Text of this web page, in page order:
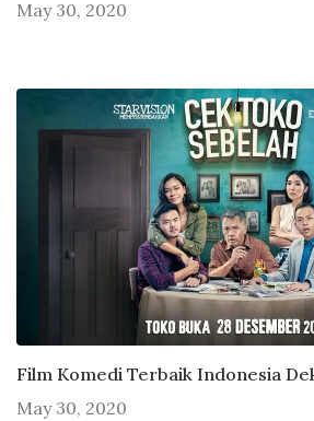
May 30, 2020
Film Komedi Terbaik Indonesia
May 30, 2020